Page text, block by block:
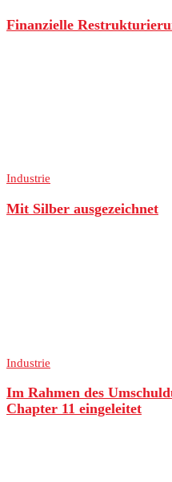
Finanzielle
Industrie
Mit Silber ausgezeichnet
Industrie
Im Rahmen des
Chapter 11 eingeleitet